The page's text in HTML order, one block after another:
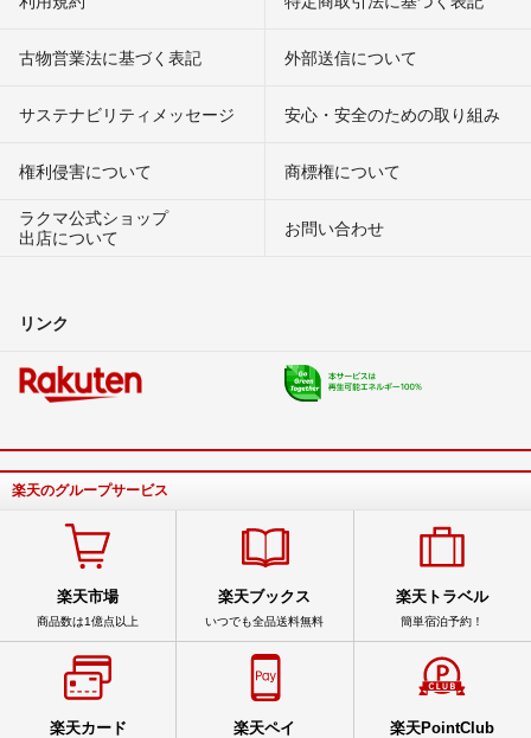
古物営業法に基づく表記 外部送信について
サステナビリティメッセージ 安心・安全のための取り組み
権利侵害について
商標権について
ラクマ公式ショップ
出店について
お問い合わせ
リンク
楽天のグループサービス
楽天市場
商品数は1億点以上
楽天ブックス
いつでも全品送料無料
楽天トラベル
簡単宿泊予約！
楽天カード 楽天ペイ 楽天PointClub